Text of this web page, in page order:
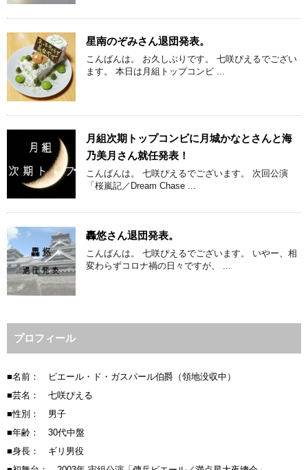
星南のぞみさん退団発表。
こんばんは。 お久しぶりです。 七咲ぴえるでござい
ます。 本日は月組トップコンビ ...
月組次期トップコンビに月城かなとさんと海
乃美月さん就任発表！
こんばんは。 七咲ぴえるでございます。 次回公演
「桜嵐記／Dream Chase ...
轟悠さん退団発表。
こんばんは。 七咲ぴえるでございます。 いやー、相
変わらずコロナ禍の日々ですが、 ...
プロフィール
■名前： ピエール・ド・ガスパール伯爵（領地没収中）
■芸名： 七咲ぴえる
■性別： 男子
■年齢： 30代中盤
■身長： ギリ男役